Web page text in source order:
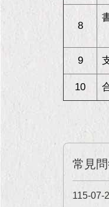
8
9
10
常見
115-07-